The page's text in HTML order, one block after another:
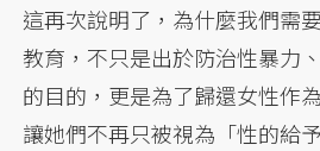
這再次說明了，為什麼我們需
教育，不只是出於防治性暴力
的目的，更是為了歸還女性作
讓她們不再只被視為「性的給